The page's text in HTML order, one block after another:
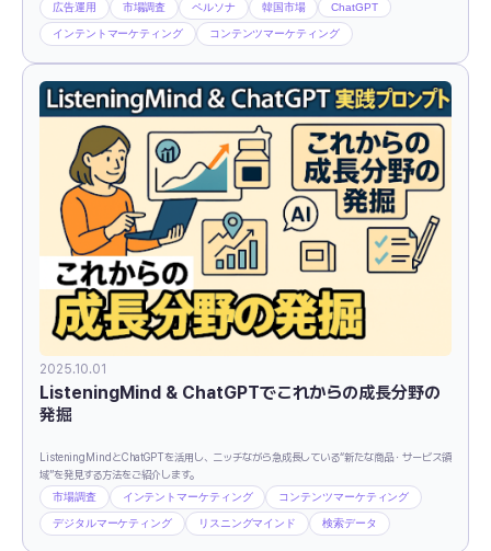
広告運用 市場調査 ペルソナ 韓国市場 ChatGPT
インテントマーケティング コンテンツマーケティング
2025.10.01
ListeningMind & ChatGPTでこれからの成長分野の
発掘
ListeningMindとChatGPTを活用し、ニッチながら急成長している“新たな商品・サービス領
域”を発見する方法をご紹介します。
市場調査 インテントマーケティング コンテンツマーケティング
デジタルマーケティング リスニングマインド 検索データ